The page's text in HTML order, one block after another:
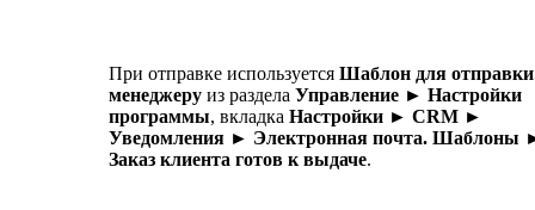
При отправке используется Шаблон для отправки
менеджеру из раздела Управление ► Настройки
программы, вкладка Настройки ► CRM ►
Уведомления ► Электронная почта. Шаблоны
Заказ клиента готов к выдаче.